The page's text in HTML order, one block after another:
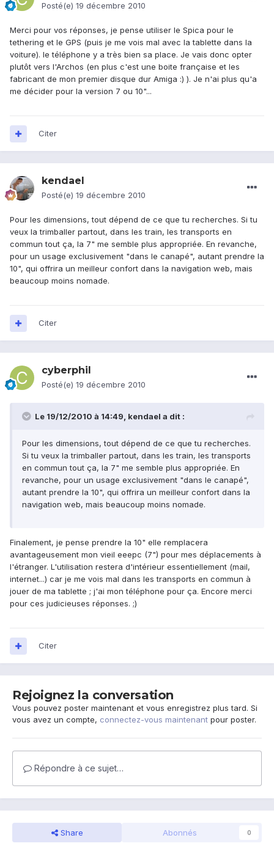
Posté(e) 19 décembre 2010
Merci pour vos réponses, je pense utiliser le Spica pour le
tethering et le GPS (puis je me vois mal avec la tablette dans la
voiture). le téléphone y a très bien sa place. Je vais donc opter
plutôt vers l'Archos (en plus c'est une boite française et les
fabricant de mon premier disque dur Amiga :) ). Je n'ai plus qu'a
me décider pour la version 7 ou 10"...
Citer
kendael
Posté(e) 19 décembre 2010
Pour les dimensions, tout dépend de ce que tu recherches. Si tu
veux la trimballer partout, dans les train, les transports en
commun tout ça, la 7" me semble plus appropriée. En revanche,
pour un usage exclusivement "dans le canapé", autant prendre la
10", qui offrira un meilleur confort dans la navigation web, mais
beaucoup moins nomade.
Citer
cyberphil
Posté(e) 19 décembre 2010
Le 19/12/2010 à 14:49, kendael a dit :
Pour les dimensions, tout dépend de ce que tu recherches.
Si tu veux la trimballer partout, dans les train, les transports
en commun tout ça, la 7" me semble plus appropriée. En
revanche, pour un usage exclusivement "dans le canapé",
autant prendre la 10", qui offrira un meilleur confort dans la
navigation web, mais beaucoup moins nomade.
Finalement, je pense prendre la 10" elle remplacera
avantageusement mon vieil eeepc (7") pour mes déplacements à
l'étranger. L'utilisation restera d'intérieur essentiellement (mail,
internet...) car je me vois mal dans les transports en commun à
jouer de ma tablette ; j'ai mon téléphone pour ça. Encore merci
pour ces judicieuses réponses. ;)
Citer
Rejoignez la conversation
Vous pouvez poster maintenant et vous enregistrez plus tard. Si
vous avez un compte, connectez-vous maintenant pour poster.
Répondre à ce sujet…
Share Abonnés 0